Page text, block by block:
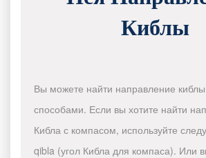
Киблы
Вы можете найти направление
способами. Если вы хотите найти
Кибла с компасом, используйте
qibla (угол Кибла для компаса). Или